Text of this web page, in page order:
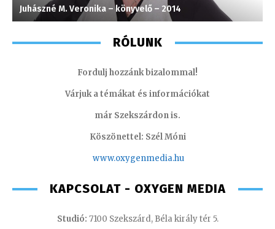
Juhászné M. Veronika – könyvelő – 2014
RÓLUNK
Fordulj hozzánk bizalommal!
Várjuk a témákat és információkat
már Szekszárdon is.
Köszönettel: Szél Móni
www.oxygenmedia.hu
KAPCSOLAT - OXYGEN MEDIA
Studió: 7100 Szekszárd, Béla király tér 5.